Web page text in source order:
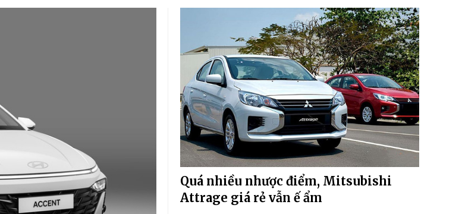
Quá nhiều nhược điểm, Mitsubishi
Attrage giá rẻ vẫn ế ẩm